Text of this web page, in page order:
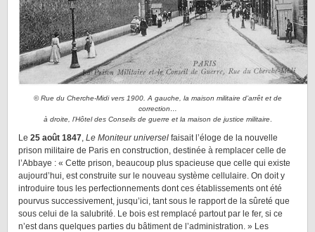
©Rue du Cherche-Midi vers 1900. A gauche, la maison militaire d’arrêt et de
correction…
à droite, l’Hôtel des Conseils de guerre et la maison de justice militaire.
Le 25 août 1847, Le Moniteur universel faisait l’éloge de la nouvelle
prison militaire de Paris en construction, destinée à remplacer celle de
l’Abbaye : « Cette prison, beaucoup plus spacieuse que celle qui existe
aujourd’hui, est construite sur le nouveau système cellulaire. On doit y
introduire tous les perfectionnements dont ces établissements ont été
pourvus successivement, jusqu’ici, tant sous le rapport de la sûreté que
sous celui de la salubrité. Le bois est remplacé partout par le fer, si ce
n’est dans quelques parties du bâtiment de l’administration. » Les